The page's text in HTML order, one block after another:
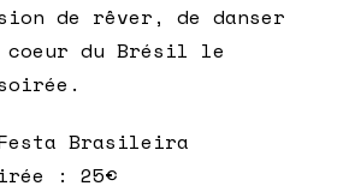
de rêver, de danser
du Brésil le
Brasileira
: 25€